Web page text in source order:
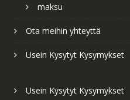
maksu
Ota meihin yhteyttä
Usein Kysytyt Kysymykset
Usein Kysytyt Kysymykset